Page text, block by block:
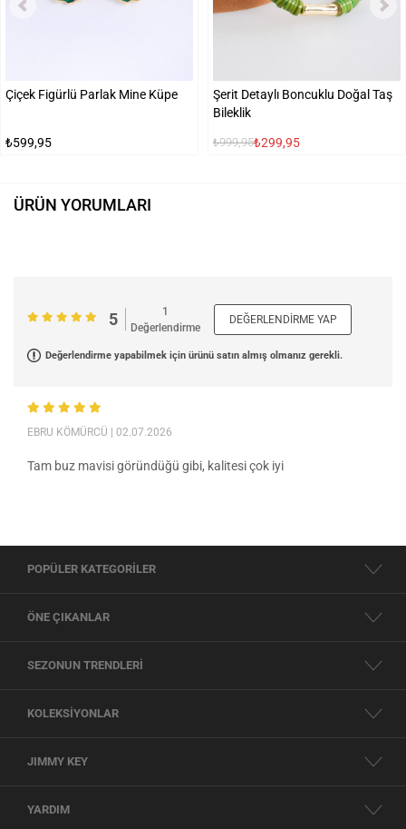
Çiçek Figürlü Parlak Mine Küpe
₺599,95
Şerit Detaylı Boncuklu Doğal Taş
Bileklik
₺999,95₺299,95
ÜRÜN YORUMLARI
5
1
Değerlendirme
DEĞERLENDIRME YAP
Değerlendirme yapabilmek için ürünü satın almış olmanız gerekli.
EBRU KÖMÜRCÜ | 02.07.2026
Tam buz mavisi göründüğü gibi, kalitesi çok iyi
POPÜLER KATEGORİLER
ÖNE ÇIKANLAR
SEZONUN TRENDLERİ
KOLEKSİYONLAR
JIMMY KEY
YARDIM